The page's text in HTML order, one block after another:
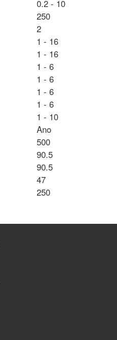
0.2 - 10
250
2
1 - 16
1 - 16
1 - 6
1 - 6
1 - 6
1 - 6
1 - 10
Ano
500
90.5
90.5
47
250